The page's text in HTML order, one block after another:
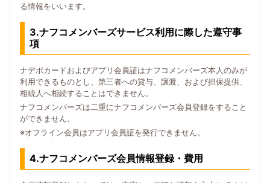
る情報をいいます。
3.ナフコメンバーズサービス利用に際した遵守事
項
ナデポカードおよびアプリ会員証はナフコメンバーズ本人のみが
利用できるものとし、第三者への貸与、譲渡、および担保提供、
相続人へ相続することはできません。
ナフコメンバーズは二重にナフコメンバーズ会員登録をすること
ができません。
※オフライン会員はアプリ会員証を発行できません。
4.ナフコメンバーズ会員情報登録・費用